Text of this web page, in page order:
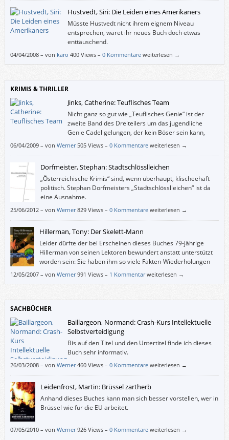
Hustvedt, Siri: Die Leiden eines Amerikaners
Müsste Hustvedt nicht ihrem eignem Niveau
entsprechen, wäret ihr neues Buch doch etwas
enttäuschend.
04/04/2008– von karo 400 Views – 0 Kommentare weiterlesen →
KRIMIS & THRILLER
Jinks, Catherine: Teuflisches Team
Nicht ganz so gut wie „Teuflisches Genie“ ist der
zweite Band des Dreiteilers um das jugendliche
Genie Cadel gelungen, der kein Böser sein kann,
obwohl sein Megaschurken-Vater alles daran setzt.
06/04/2009– von Werner 505 Views – 0 Kommentare weiterlesen →
Dorfmeister, Stephan: Stadtschlösslleichen
„Österreichische Krimis“ sind, wenn überhaupt, klischeehaft
politisch. Stephan Dorfmeisters „Stadtschlösslleichen“ ist da
eine Ausnahme.
25/06/2012– von Werner 829 Views – 0 Kommentare weiterlesen →
Hillerman, Tony: Der Skelett-Mann
Leider dürfte der bei Erscheinen dieses Buches 79-jährige
Hillerman von seinen Lektoren bewundert anstatt unterstützt
worden sein: Sie haben ihm so viele Fakten-Wiederholungen
durchgehen lassen, dass man sich beim Lesen fragt, für wie
12/05/2007– von Werner 991 Views – 1 Kommentar weiterlesen →
SACHBÜCHER
Baillargeon, Normand: Crash-Kurs Intellektuelle
Selbstverteidigung
Bis auf den Titel und den Untertitel finde ich dieses
Buch sehr informativ.
26/03/2008– von Werner 460 Views – 0 Kommentare weiterlesen →
Leidenfrost, Martin: Brüssel zartherb
Anhand dieses Buches kann man sich besser vorstellen, wer in
Brüssel wie für die EU arbeitet.
07/05/2010– von Werner 926 Views – 0 Kommentare weiterlesen →